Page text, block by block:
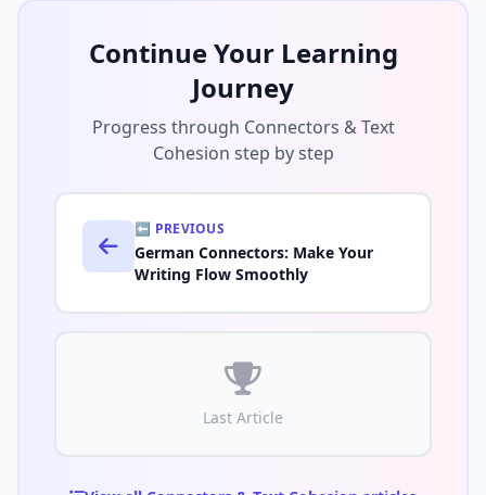
Continue Your Learning
Journey
Progress through Connectors & Text
Cohesion step by step
⬅️ PREVIOUS
German Connectors: Make Your
Writing Flow Smoothly
Last Article